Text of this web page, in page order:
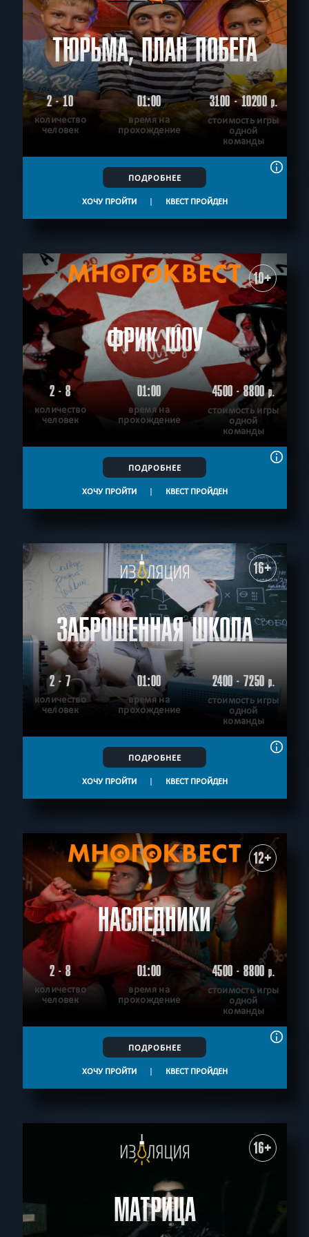
ТЮРЬМА, ПЛАН ПОБЕГА
2 - 10
количество
человек
01:00
время на
прохождение
3100 - 10200р.
стоимость игры
одной
команды
ПОДРОБНЕЕ
ХОЧУ ПРОЙТИ | КВЕСТ ПРОЙДЕН
10+
ФРИК ШОУ
2 - 8
количество
человек
01:00
время на
прохождение
4500 - 8800р.
стоимость игры
одной
команды
ПОДРОБНЕЕ
ХОЧУ ПРОЙТИ | КВЕСТ ПРОЙДЕН
16+
ЗАБРОШЕННАЯ ШКОЛА
2 - 7
количество
человек
01:00
время на
прохождение
2400 - 7250р.
стоимость игры
одной
команды
ПОДРОБНЕЕ
ХОЧУ ПРОЙТИ | КВЕСТ ПРОЙДЕН
12+
НАСЛЕДНИКИ
2 - 8
количество
человек
01:00
время на
прохождение
4500 - 8800р.
стоимость игры
одной
команды
ПОДРОБНЕЕ
ХОЧУ ПРОЙТИ | КВЕСТ ПРОЙДЕН
16+
МАТРИЦА